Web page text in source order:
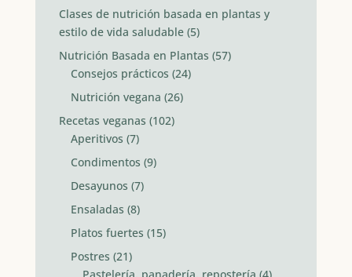
Clases de nutrición basada en plantas y
estilo de vida saludable(5)
Nutrición Basada en Plantas (57)
Consejos prácticos (24)
Nutrición vegana (26)
Recetas veganas (102)
Aperitivos (7)
Condimentos (9)
Desayunos (7)
Ensaladas (8)
Platos fuertes (15)
Postres (21)